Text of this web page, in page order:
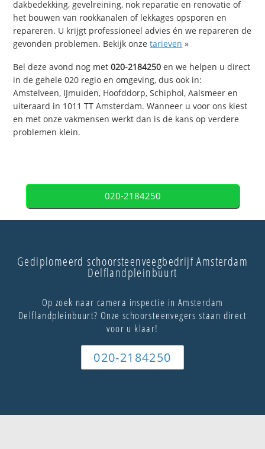
dakbedekking, gevelreining, nok reparatie en renovatie of
het bouwen van rookkanalen of lekkages opsporen en
repareren. U krijgt professioneel advies én we repareren de
gevonden problemen. Bekijk onzetarieven »
Bel deze avond nog met020-2184250 en we helpen u direct
in de gehele 020 regio en omgeving, dus ook in:
Amstelveen, IJmuiden, Hoofddorp, Schiphol, Aalsmeer en
uiteraard in 1011 TT Amsterdam. Wanneer u voor ons kiest
en met onze vakmensen werkt dan is de kans op verdere
problemen klein.
020-2184250
Gediplomeerd schoorsteenveegbedrijf Amsterdam
Delflandpleinbuurt
Op zoek naar camera inspectie in Amsterdam
Delflandpleinbuurt? Onze schoorsteenvegers staan direct
voor u klaar!
020-2184250